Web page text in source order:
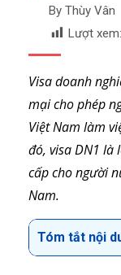
By Thùy Vân
Lượt xem:
Visa doanh
mại cho phép
Việt Nam làm
đó, visa DN1 là
cấp cho người
Nam.
Tóm tắt nội